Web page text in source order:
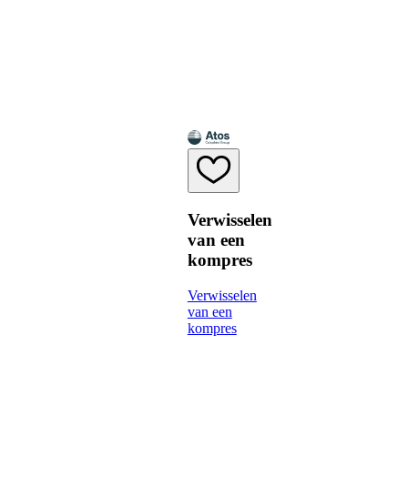
Verwisselen
van een
kompres
Verwisselen
van een
kompres